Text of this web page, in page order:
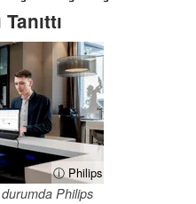
ⓘ Philips
Philips